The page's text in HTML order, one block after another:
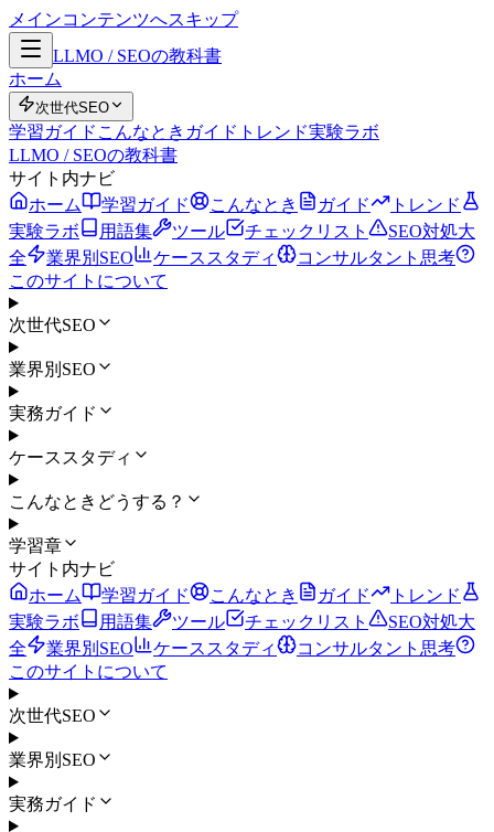
メインコンテンツへスキップ
LLMO / SEOの教科書
ホーム
次世代SEO
学習ガイド こんなとき ガイド トレンド実験ラボ
LLMO / SEOの教科書
サイト内ナビ
ホーム
学習ガイド こんなとき ガイド
トレンド
実験ラボ
用語集 ツール チェックリスト
SEO対処大
全
業界別SEO ケーススタディ
コンサルタント思考
このサイトについて
次世代SEO
業界別SEO
実務ガイド
ケーススタディ
こんなときどうする？
学習章
サイト内ナビ
ホーム
学習ガイド こんなとき ガイド
トレンド
実験ラボ
用語集 ツール チェックリスト
SEO対処大
全
業界別SEO ケーススタディ
コンサルタント思考
このサイトについて
次世代SEO
業界別SEO
実務ガイド